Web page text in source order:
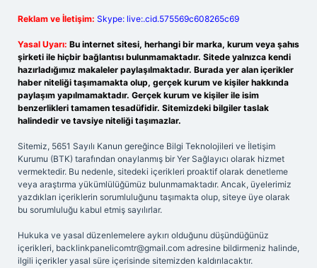
Reklam ve İletişim: Skype: live:.cid.575569c608265c69
Yasal Uyarı: Bu internet sitesi, herhangi bir marka, kurum veya şahıs
şirketi ile hiçbir bağlantısı bulunmamaktadır. Sitede yalnızca kendi
hazırladığımız makaleler paylaşılmaktadır. Burada yer alan içerikler
haber niteliği taşımamakta olup, gerçek kurum ve kişiler hakkında
paylaşım yapılmamaktadır. Gerçek kurum ve kişiler ile isim
benzerlikleri tamamen tesadüfidir. Sitemizdeki bilgiler taslak
halindedir ve tavsiye niteliği taşımazlar.
Sitemiz, 5651 Sayılı Kanun gereğince Bilgi Teknolojileri ve İletişim
Kurumu (BTK) tarafından onaylanmış bir Yer Sağlayıcı olarak hizmet
vermektedir. Bu nedenle, sitedeki içerikleri proaktif olarak denetleme
veya araştırma yükümlülüğümüz bulunmamaktadır. Ancak, üyelerimiz
yazdıkları içeriklerin sorumluluğunu taşımakta olup, siteye üye olarak
bu sorumluluğu kabul etmiş sayılırlar.
Hukuka ve yasal düzenlemelere aykırı olduğunu düşündüğünüz
içerikleri, backlinkpanelicomtr@gmail.com adresine bildirmeniz halinde,
ilgili içerikler yasal süre içerisinde sitemizden kaldırılacaktır.